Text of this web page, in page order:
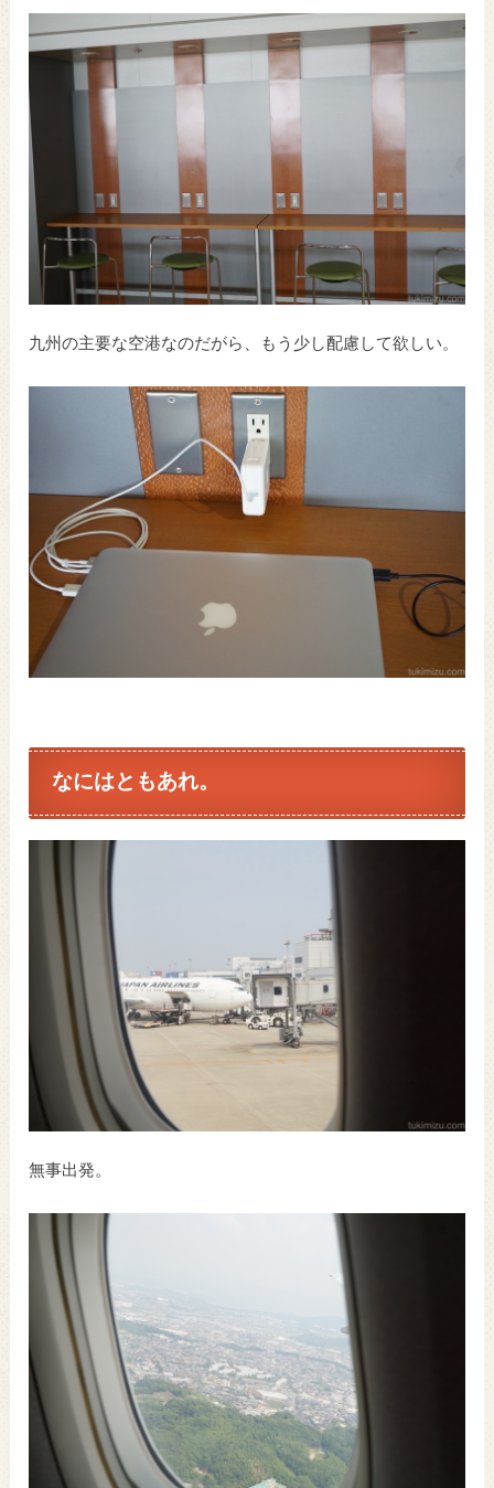
九州の主要な空港なのだがら、もう少し配慮して欲しい。
なにはともあれ。
無事出発。